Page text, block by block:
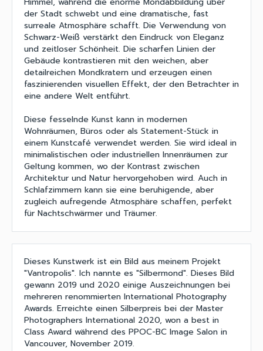
der Stadt schwebt und eine dramatische, fast
surreale Atmosphäre schafft. Die Verwendung von
Schwarz-Weiß verstärkt den Eindruck von Eleganz
und zeitloser Schönheit. Die scharfen Linien der
Gebäude kontrastieren mit den weichen, aber
detailreichen Mondkratern und erzeugen einen
faszinierenden visuellen Effekt, der den Betrachter in
eine andere Welt entführt.
Diese fesselnde Kunst kann in modernen
Wohnräumen, Büros oder als Statement-Stück in
einem Kunstcafé verwendet werden. Sie wird ideal in
minimalistischen oder industriellen Innenräumen zur
Geltung kommen, wo der Kontrast zwischen
Architektur und Natur hervorgehoben wird. Auch in
Schlafzimmern kann sie eine beruhigende, aber
zugleich aufregende Atmosphäre schaffen, perfekt
für Nachtschwärmer und Träumer.
Dieses Kunstwerk ist ein Bild aus meinem Projekt
"Vantropolis". Ich nannte es "Silbermond". Dieses Bild
gewann 2019 und 2020 einige Auszeichnungen bei
mehreren renommierten International Photography
Awards. Erreichte einen Silberpreis bei der Master
Photographers International 2020, won a best in
Class Award während des PPOC-BC Image Salon in
Vancouver, November 2019.